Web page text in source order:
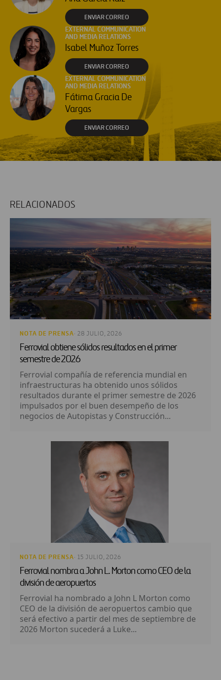
ENVIAR CORREO
EXTERNAL COMMUNICATION
AND MEDIA RELATIONS
Isabel Muñoz Torres
ENVIAR CORREO
EXTERNAL COMMUNICATION
AND MEDIA RELATIONS
Fátima Gracia De
Vargas
ENVIAR CORREO
RELACIONADOS
NOTA DE PRENSA· 28 JULIO, 2026
Ferrovial obtiene sólidos resultados en el primer
semestre de 2026
Ferrovial compañía de referencia mundial en
infraestructuras ha obtenido unos sólidos
resultados durante el primer semestre de 2026
impulsados por el buen desempeño de los
negocios de Autopistas y Construcción...
NOTA DE PRENSA· 15 JULIO, 2026
Ferrovial nombra a John L. Morton como CEO de la
división de aeropuertos
Ferrovial ha nombrado a John L Morton como
CEO de la división de aeropuertos cambio que
será efectivo a partir del mes de septiembre de
2026 Morton sucederá a Luke...